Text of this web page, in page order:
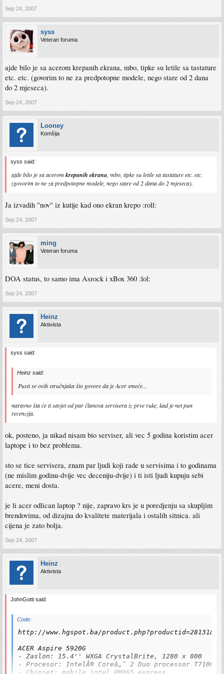
Sep 24, 2007
syss
Veteran foruma
ajde bilo je sa acerom krepanih ekrana, mbo, tipke su letile sa tastature
etc. etc. (govorim to ne za predpotopne modele, nego stare od 2 dana
do 2 mjeseca).
Sep 24, 2007
Looney
Komšija
syss said:
ajde bilo je sa aceromkrepanih ekrana, mbo, tipke su letile sa tastature etc. etc.
(govorim to ne za predpotopne modele, nego stare od 2 dana do 2 mjeseca).
Ja izvadih "nov" iz kutije kad ono ekran krepo :roll:
Sep 24, 2007
ming
Veteran foruma
DOA status, to samo ima Asrock i xBox 360 :lol:
Sep 24, 2007
Heinz
Aktivista
syss said:
Heinz said:
Pusti se ovih stručnjaka što govore da je Acer smeće...
naravno šta će ti savjet od par članova servisera iz prve ruke, kad je net pun
recenzija.
ok, posteno, ja nikad nisam bio serviser, ali vec 5 godina koristim acer
laptope i to bez problema.
sto se tice servisera, znam par ljudi koji rade u servisima i to godinama
(ne mislim godinu-dvije vec deceniju-dvije) i ti isti ljudi kupuju sebi
acere, meni dosta.
je li acer odlican laptop ? nije, zapravo krs je u poredjenju sa skupljim
brendovima, od dizajna do kvalitete materijala i ostalih sitnica. ali
cijena je zato bolja.
Sep 24, 2007
Heinz
Aktivista
JohnGotti said:
Code:
http://www.hgspot.ba/
ACER Aspire 5920G
- Zaslon: 15.4'' WXGA CrystalBrite, 1280 x 800
- Procesor: IntelÂ® Coreâ„˘ 2 Duo processor T7100,
- Chipset: mobile intel PM965 express